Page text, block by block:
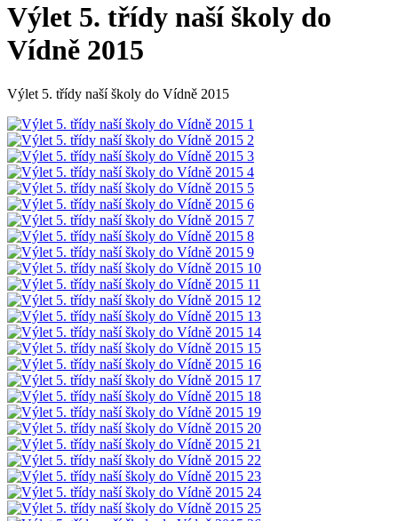
Výlet 5. třídy naší školy do
Vídně 2015
Výlet 5. třídy naší školy do Vídně 2015